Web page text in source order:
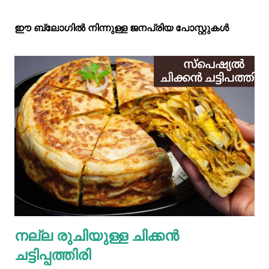
ഈ ബ്ലോഗിൽ നിന്നുള്ള ജനപ്രിയ പോസ്റ്റുകള്‍‌
നല്ല രുചിയുള്ള ചിക്കൻ
ചട്ടിപ്പത്തിരി